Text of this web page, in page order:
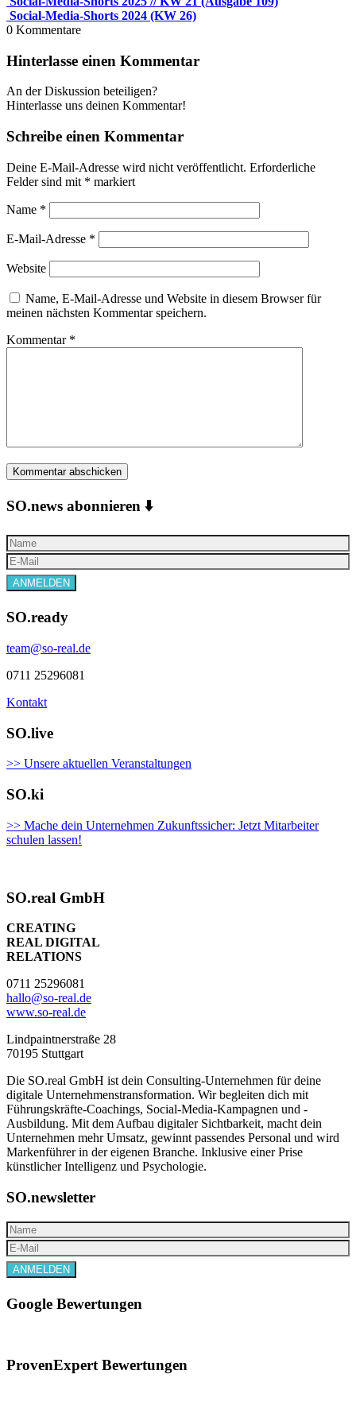
Social-Media-Shorts 2024 (KW 26)
0 Kommentare
Hinterlasse einen Kommentar
An der Diskussion beteiligen?
Hinterlasse uns deinen Kommentar!
Schreibe einen Kommentar
Deine E-Mail-Adresse wird nicht veröffentlicht. Erforderliche
Felder sind mit * markiert
Name *
E-Mail-Adresse *
Website
Name, E-Mail-Adresse und Website in diesem Browser für
meinen nächsten Kommentar speichern.
Kommentar *
SO.news abonnieren ⬇️
SO.ready
team@so-real.de
0711 25296081
Kontakt
SO.live
>> Unsere aktuellen Veranstaltungen
SO.ki
>> Mache dein Unternehmen Zukunftssicher: Jetzt Mitarbeiter
schulen lassen!
SO.real GmbH
CREATING
REAL DIGITAL
RELATIONS
0711 25296081
hallo@so-real.de
www.so-real.de
Lindpaintnerstraße 28
70195 Stuttgart
Die SO.real GmbH ist dein Consulting-Unternehmen für deine
digitale Unternehmenstransformation. Wir begleiten dich mit
Führungskräfte-Coachings, Social-Media-Kampagnen und -
Ausbildung. Mit dem Aufbau digitaler Sichtbarkeit, macht dein
Unternehmen mehr Umsatz, gewinnt passendes Personal und wird
Markenführer in der eigenen Branche. Inklusive einer Prise
künstlicher Intelligenz und Psychologie.
SO.newsletter
Google Bewertungen
ProvenExpert Bewertungen